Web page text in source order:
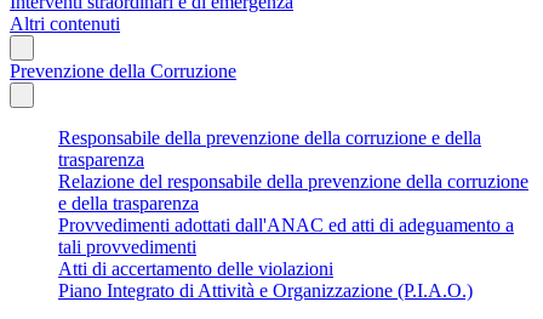
Altri contenuti
Prevenzione della Corruzione
Responsabile della prevenzione della corruzione e della
trasparenza
Relazione del responsabile della prevenzione della corruzione
e della trasparenza
Provvedimenti adottati dall'ANAC ed atti di adeguamento a
tali provvedimenti
Atti di accertamento delle violazioni
Piano Integrato di Attività e Organizzazione (P.I.A.O.)